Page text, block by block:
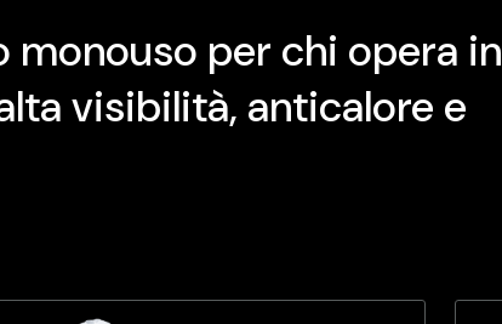
per chi opera in
visibilità, anticalore e